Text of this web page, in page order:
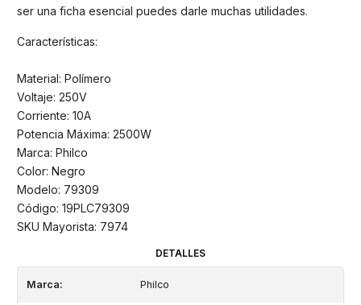
ser una ficha esencial puedes darle muchas utilidades.
Características:
Material: Polímero
Voltaje: 250V
Corriente: 10A
Potencia Máxima: 2500W
Marca: Philco
Color: Negro
Modelo: 79309
Código: 19PLC79309
SKU Mayorista: 7974
DETALLES
Marca: Philco